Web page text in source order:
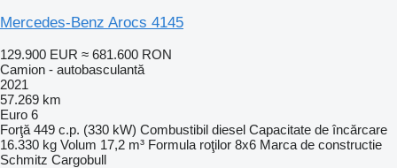
Mercedes-Benz Arocs 4145
129.900 EUR ≈ 681.600 RON
Camion - autobasculantă
2021
57.269 km
Euro 6
Forţă 449 c.p. (330 kW) Combustibil diesel Capacitate de încărcare
16.330 kg Volum 17,2 m³ Formula roţilor 8x6 Marca de constructie
Schmitz Cargobull